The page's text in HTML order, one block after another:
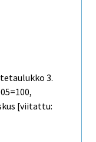
3.
[viitattu: